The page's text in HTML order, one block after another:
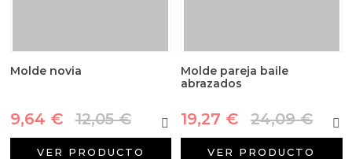
Molde novia
9,64 € 12,05 €
VER PRODUCTO
Molde pareja baile
abrazados
19,27 € 24,09 €
VER PRODUCTO